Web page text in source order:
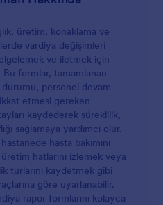
üretim, konaklama ve
vardiya değişimleri
ve iletmek için
Bu formlar, tamamlanan
personel devam
etmesi gereken
kaydederek süreklilik,
sağlamaya yardımcı olur.
hasta bakımını
hatlarını izlemek veya
turlarını kaydetmek gibi
göre uyarlanabilir.
rapor formlarını kolayca